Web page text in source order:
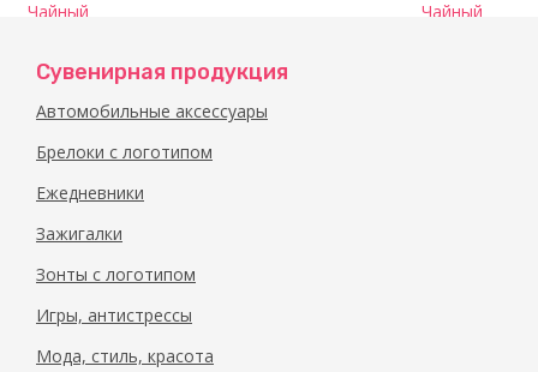
Чайный
на двоих»
арт.
829666_a
Чайный
Сувенирная продукция
Автомобильные аксессуары
Брелоки с логотипом
Ежедневники
Зажигалки
Зонты с логотипом
Игры, антистрессы
Мода, стиль, красота